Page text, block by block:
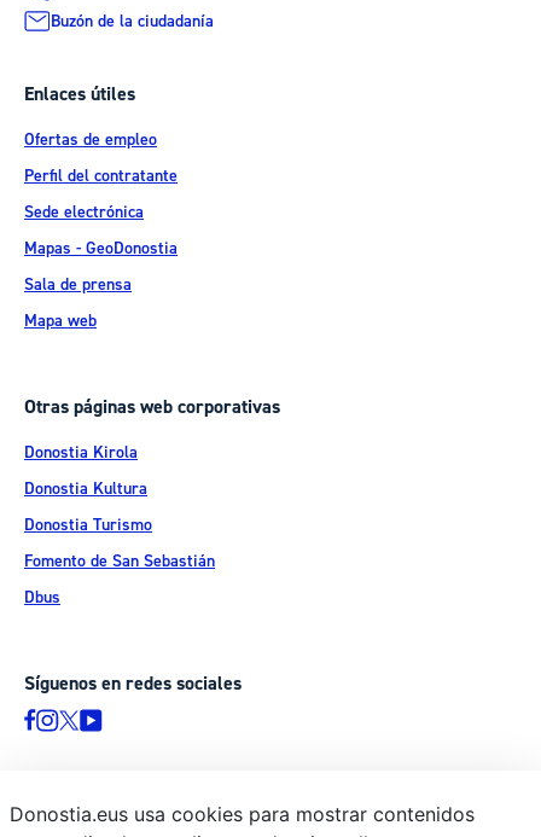
Buzón de la ciudadanía
Enlaces útiles
Ofertas de empleo
Perfil del contratante
Sede electrónica
Mapas - GeoDonostia
Sala de prensa
Mapa web
Otras páginas web corporativas
Donostia Kirola
Donostia Kultura
Donostia Turismo
Fomento de San Sebastián
Dbus
Síguenos en redes sociales
© Donostiako Udala - Ayuntamiento de Donostia / San Sebastián
Donostia.eus usa cookies para mostrar contenidos